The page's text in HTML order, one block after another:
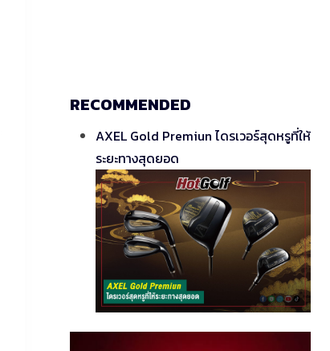
RECOMMENDED
AXEL Gold Premiun ไดรเวอร์สุดหรูที่ให้
ระยะทางสุดยอด